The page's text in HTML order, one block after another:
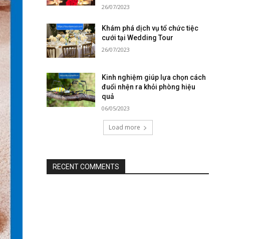
26/07/2023
Khám phá dịch vụ tổ chức tiệc
cưới tại Wedding Tour
26/07/2023
Kinh nghiệm giúp lựa chọn cách
đuổi nhện ra khỏi phòng hiệu
quả
06/05/2023
Load more
RECENT COMMENTS